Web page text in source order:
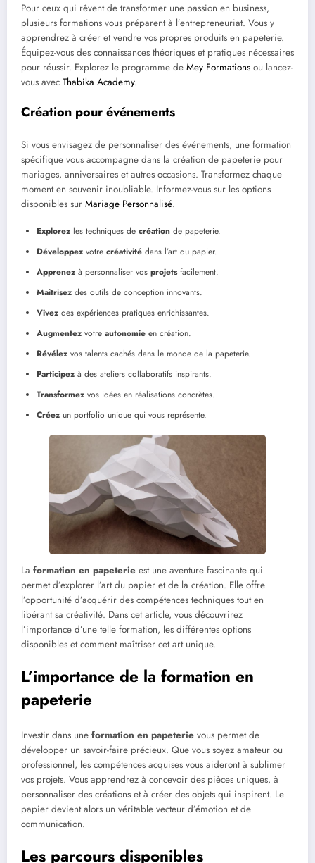
Pour ceux qui rêvent de transformer une passion en business,
plusieurs formations vous préparent à l’entrepreneuriat. Vous y
apprendrez à créer et vendre vos propres produits en papeterie.
Équipez-vous des connaissances théoriques et pratiques nécessaires
pour réussir. Explorez le programme de Mey Formations ou lancez-
vous avec Thabika Academy.
Création pour événements
Si vous envisagez de personnaliser des événements, une formation
spécifique vous accompagne dans la création de papeterie pour
mariages, anniversaires et autres occasions. Transformez chaque
moment en souvenir inoubliable. Informez-vous sur les options
disponibles sur Mariage Personnalisé.
Explorez les techniques de création de papeterie.
Développez votre créativité dans l’art du papier.
Apprenez à personnaliser vos projetsfacilement.
Maîtrisez des outils de conception innovants.
Vivez des expériences pratiques enrichissantes.
Augmentez votre autonomie en création.
Révélez vos talents cachés dans le monde de la papeterie.
Participez à des ateliers collaboratifs inspirants.
Transformez vos idées en réalisations concrètes.
Créez un portfolio unique qui vous représente.
La formation en papeterie est une aventure fascinante qui
permet d’explorer l’art du papier et de la création. Elle offre
l’opportunité d’acquérir des compétences techniques tout en
libérant sa créativité. Dans cet article, vous découvrirez
l’importance d’une telle formation, les différentes options
disponibles et comment maîtriser cet art unique.
L’importance de la formation en
papeterie
Investir dans une formation en papeterie vous permet de
développer un savoir-faire précieux. Que vous soyez amateur ou
professionnel, les compétences acquises vous aideront à sublimer
vos projets. Vous apprendrez à concevoir des pièces uniques, à
personnaliser des créations et à créer des objets qui inspirent. Le
papier devient alors un véritable vecteur d’émotion et de
communication.
Les parcours disponibles